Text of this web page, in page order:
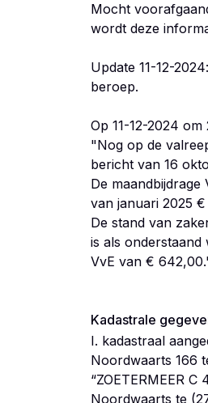
Mocht
wordt deze
Update 11-12-
beroep.
Op 11-12-2024
"Nog op de
bericht van 16
De
van januari 2025
De stand van
is als onderstaand
VvE van €
Kadastrale
I. kadastraal
Noordwaarts 166
“ZOETERMEER
Noordwaarts te